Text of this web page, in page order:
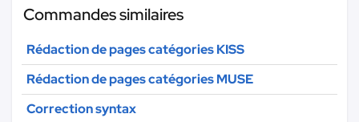
Commandes similaires
Rédaction de pages catégories KISS
Rédaction de pages catégories MUSE
Correction syntax